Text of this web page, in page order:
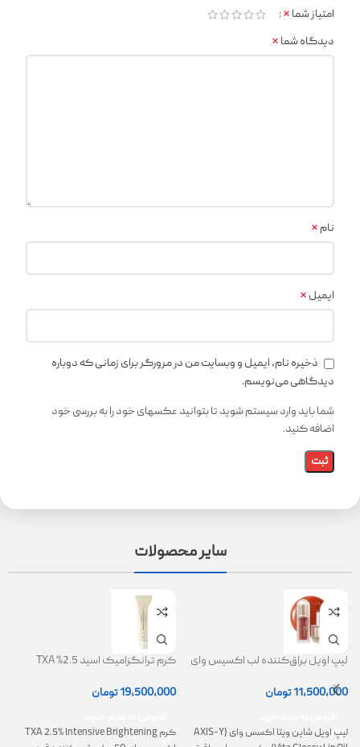
امتیاز شما *
دیدگاه شما *
نام *
ایمیل *
ذخیره نام، ایمیل و وبسایت من در مرورگر برای زمانی که دوباره
دیدگاهی می‌نویسم.
شما باید وارد سیستم شوید تا بتوانید عکسهای خود را به بررسی خود
اضافه کنید.
سایر محصولات
لیپ اویل براق‌کننده لب اکسیس وای
11,500,000تومان
لیپ اویل شاین ویتا اکسس وای (AXIS-Y
کرم ترانگزامیک اسید 2.5% TXA
19,500,000تومان
کرم TXA 2.5% Intensive Brightening